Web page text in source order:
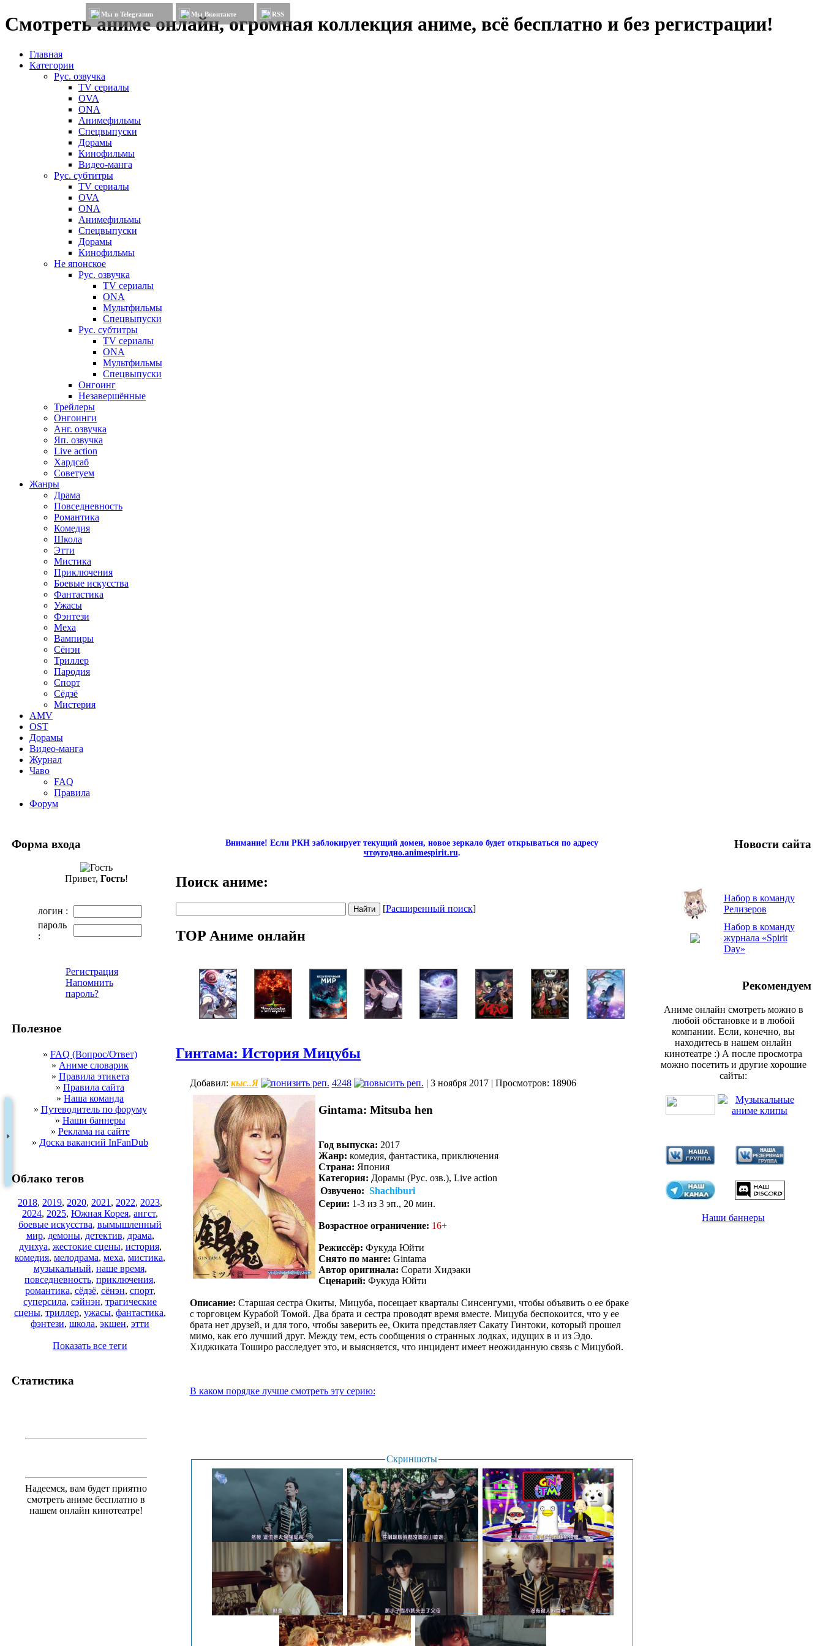
Смотреть аниме онлайн, огромная коллекция аниме, всё бесплатно и без регистрации!
Мы в Telegramm Мы Вконтакте RSS
Главная
Категории
Рус. озвучка
TV сериалы
OVA
ONA
Анимефильмы
Спецвыпуски
Дорамы
Кинофильмы
Видео-манга
Рус. субтитры
TV сериалы
OVA
ONA
Анимефильмы
Спецвыпуски
Дорамы
Кинофильмы
Не японское
Рус. озвучка
TV сериалы
ONA
Мультфильмы
Спецвыпуски
Рус. субтитры
TV сериалы
ONA
Мультфильмы
Спецвыпуски
Онгоинг
Незавершённые
Трейлеры
Онгоинги
Анг. озвучка
Яп. озвучка
Live action
Хардсаб
Советуем
Жанры
Драма
Повседневность
Романтика
Комедия
Школа
Этти
Мистика
Приключения
Боевые искусства
Фантастика
Ужасы
Фэнтези
Меха
Вампиры
Сёнэн
Триллер
Пародия
Спорт
Сёдзё
Мистерия
AMV
OST
Дорамы
Видео-манга
Журнал
Чаво
FAQ
Правила
Форум
Форма входа
Привет, Гость!
логин :
пароль
:
Регистрация
Напомнить
пароль?
Полезное
» FAQ (Вопрос/Ответ)
» Аниме словарик
» Правила этикета
» Правила сайта
» Наша команда
» Путеводитель по форуму
» Наши баннеры
» Реклама на сайте
» Доска вакансий InFanDub
Облако тегов
2018, 2019, 2020, 2021 , 2022, 2023,
2024, 2025, Южная Корея, ангст,
боевые искусства, вымышленный
мир, демоны, детектив, драма,
дунхуа, жестокие сцены, история,
комедия, мелодрама, меха, мистика,
музыкальный, наше время,
повседневность, приключения,
романтика, сёдзё, сёнэн, спорт,
суперсила, сэйнэн, трагические
сцены, триллер, ужасы, фантастика,
фэнтези, школа, экшен, этти
Показать все теги
Статистика
Надеемся, вам будет приятно
смотреть аниме бесплатно в
нашем онлайн кинотеатре!
Внимание! Если РКН заблокирует текущий домен, новое зеркало будет открываться по адресу
чтоугодно.animespirit.ru.
Поиск аниме:
[Расширенный поиск]
TOP Аниме онлайн
Гинтама: История Мицубы
Добавил: кыс..Я 4248 | 3 ноября 2017 | Просмотров: 18906
Gintama: Mitsuba hen
Год выпуска: 2017
Жанр: комедия, фантастика, приключения
Страна: Япония
Категория: Дорамы (Рус. озв.), Live action
Озвучено: Shachiburi
Серии: 1-3 из 3 эп., 20 мин.
Возрастное ограничение: 16+
Режиссёр: Фукуда Юйти
Снято по манге: Gintama
Автор оригинала: Сорати Хидэаки
Сценарий: Фукуда Юйти
Описание: Старшая сестра Окиты, Мицуба, посещает кварталы Синсенгуми, чтобы объявить о ее браке
с торговцем Курабой Томой. Два брата и сестра проводят время вместе. Мицуба беспокоится, что у ее
брата нет друзей, и для того, чтобы заверить ее, Окита представляет Сакату Гинтоки, который прошел
мимо, как его лучший друг. Между тем, есть сообщения о странных лодках, идущих в и из Эдо.
Хиджиката Тоширо расследует это, и выясняется, что инцидент имеет неожиданную связь с Мицубой.
В каком порядке лучше смотреть эту серию:
Скриншоты
Новости сайта
Набор в команду
Релизеров
Набор в команду
журнала «Spirit
Day»
Рекомендуем
Аниме онлайн смотреть можно в
любой обстановке и в любой
компании. Если, конечно, вы
находитесь в нашем онлайн
кинотеатре :) А после просмотра
можно посетить и другие хорошие
сайты:
Наши баннеры